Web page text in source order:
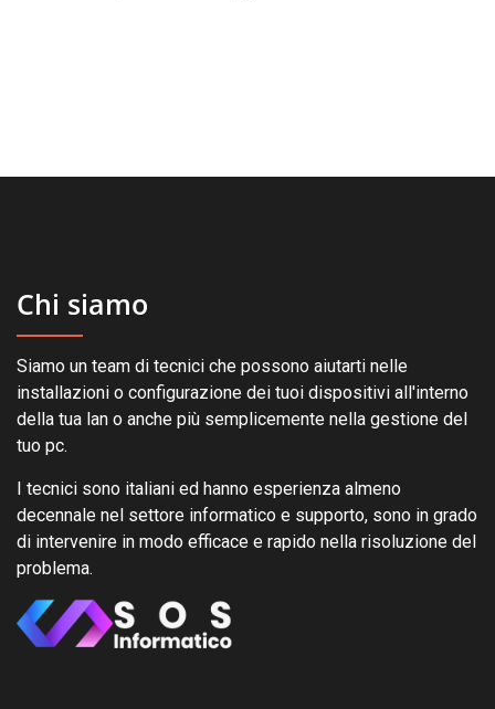
Chi siamo
Siamo un team di tecnici che possono aiutarti nelle
installazioni o configurazione dei tuoi dispositivi all'interno
della tua lan o anche più semplicemente nella gestione del
tuo pc.
I tecnici sono italiani ed hanno esperienza almeno
decennale nel settore informatico e supporto, sono in grado
di intervenire in modo efficace e rapido nella risoluzione del
problema.